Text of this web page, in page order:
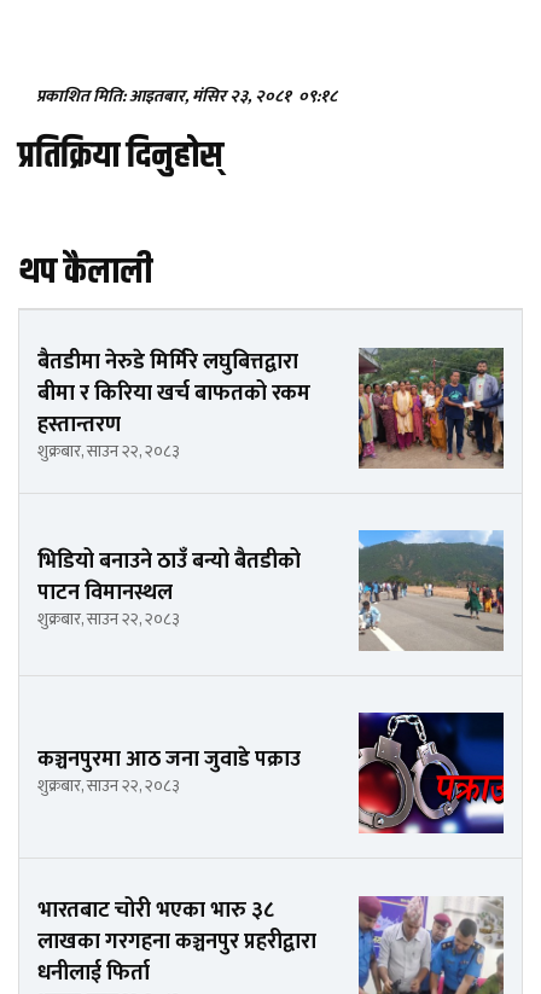
प्रकाशित मिति: आइतबार, मंसिर २३, २०८१ ०९:१८
प्रतिक्रिया दिनुहोस्
थप कैलाली
बैतडीमा नेरुडे मिर्मिरे लघुबित्तद्वारा
बीमा र किरिया खर्च बाफतको रकम
हस्तान्तरण
शुक्रबार, साउन २२, २०८३
भिडियो बनाउने ठाउँ बन्यो बैतडीको
पाटन विमानस्थल
शुक्रबार, साउन २२, २०८३
कञ्चनपुरमा आठ जना जुवाडे पक्राउ
शुक्रबार, साउन २२, २०८३
भारतबाट चोरी भएका भारु ३८
लाखका गरगहना कञ्चनपुर प्रहरीद्वारा
धनीलाई फिर्ता